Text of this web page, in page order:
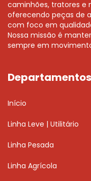
caminhões, tratores e
oferecendo peças de
com foco em
Nossa missão é
sempre em
Departamentos
Início
Linha Leve | Utilitário
Linha Pesada
Linha Agrícola